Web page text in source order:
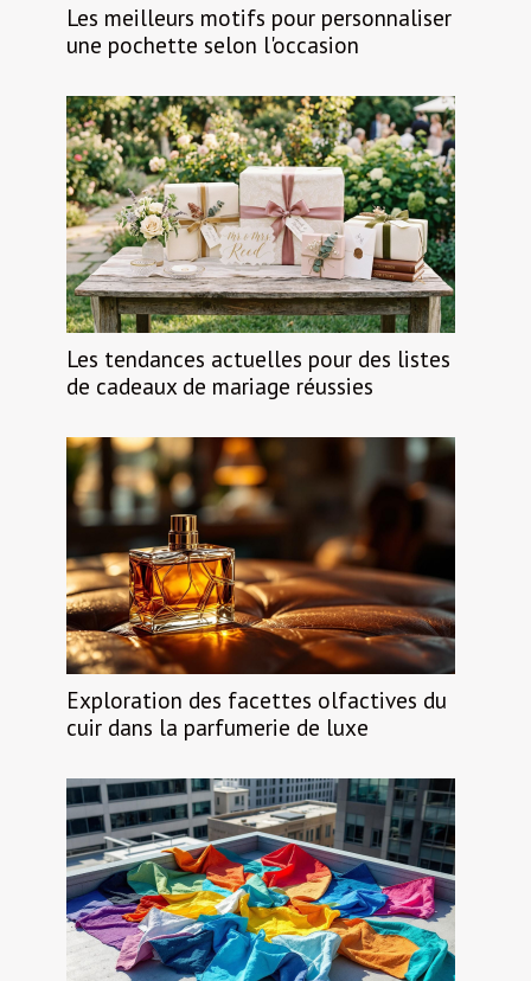
Les meilleurs motifs pour personnaliser
une pochette selon l'occasion
Les tendances actuelles pour des listes
de cadeaux de mariage réussies
Exploration des facettes olfactives du
cuir dans la parfumerie de luxe